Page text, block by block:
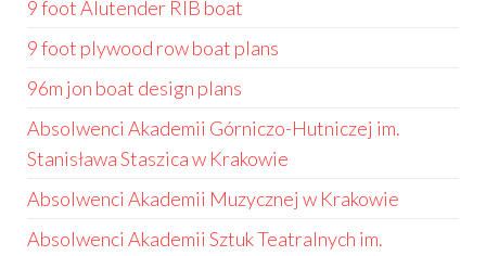
9 foot Alutender RIB boat
9 foot plywood row boat plans
96m jon boat design plans
Absolwenci Akademii Górniczo-Hutniczej im.
Stanisława Staszica w Krakowie
Absolwenci Akademii Muzycznej w Krakowie
Absolwenci Akademii Sztuk Teatralnych im.